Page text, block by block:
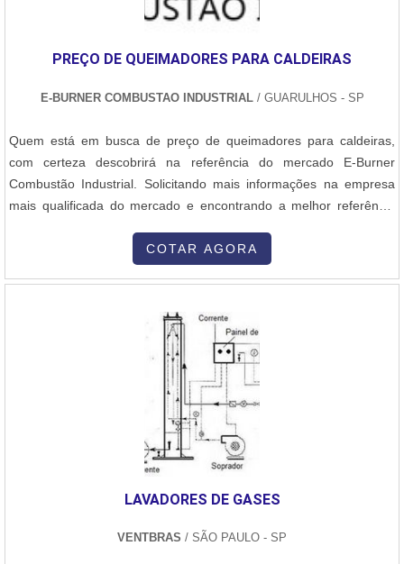
colocar-se à disposição para todas as solicitações. Confie na Nofor
processos de combustão industrial.
PREÇO DE QUEIMADORES PARA CALDEIRAS
E-BURNER COMBUSTAO INDUSTRIAL/ GUARULHOS - SP
Quem está em busca de preço de queimadores para caldeiras,
com certeza descobrirá na referência do mercado E-Burner
Combustão Industrial. Solicitando mais informações na empresa
mais qualificada do mercado e encontrando a melhor referência
caldeiras, com a E-Burner Combustão Industrial encontramos
CALDEIRASA E-Burner Combustão Industrial centraliza seus
esforços em proporcionar aos clientes uma estrutura com escritório
de alta qualidade onde são realizadas as atividades e sala de
treinamento com materiais sofisticados, tudo isso para oferecer
preço de queimadores para caldeiras com ótima qualidade.Há
muitas maneiras eficientes de uma empresa demonstrar
competência, excelência e destaque em sua área de atuação. A E-
Burner Combustão Industrial se mostra referência por ter:
as normas vigentes com o impacto no meio ambiente;
Colaboradores hábeis na utilização de tecnologias de ponta;
COTAR AGORA
LAVADORES DE GASES
VENTBRAS / SÃO PAULO - SP